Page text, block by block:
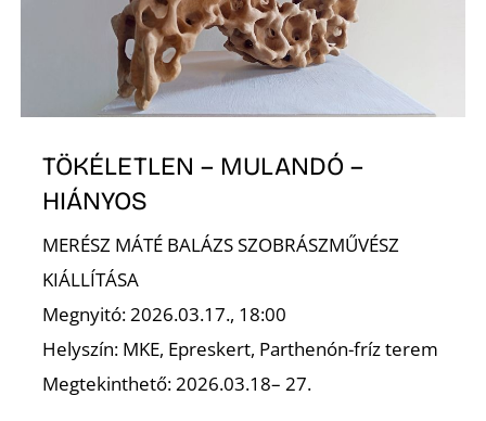
TÖKÉLETLEN – MULANDÓ –
HIÁNYOS
MERÉSZ MÁTÉ BALÁZS SZOBRÁSZMŰVÉSZ
KIÁLLÍTÁSA
Megnyitó: 2026.03.17., 18:00
Helyszín: MKE, Epreskert, Parthenón-fríz terem
Megtekinthető: 2026.03.18– 27.